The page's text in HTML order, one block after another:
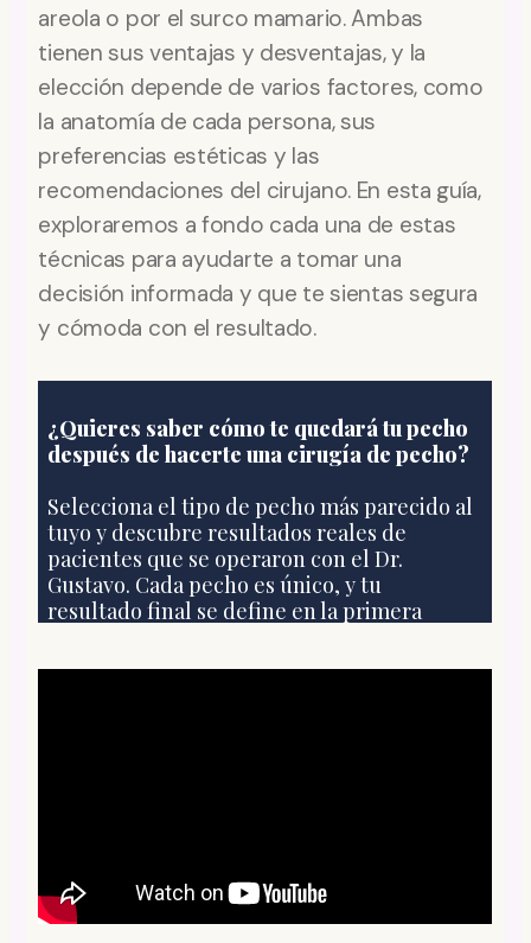
areola o por el surco mamario. Ambas
tienen sus ventajas y desventajas, y la
elección depende de varios factores, como
la anatomía de cada persona, sus
preferencias estéticas y las
recomendaciones del cirujano. En esta guía,
exploraremos a fondo cada una de estas
técnicas para ayudarte a tomar una
decisión informada y que te sientas segura
y cómoda con el resultado.